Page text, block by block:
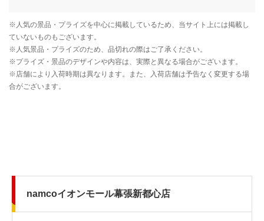
namcoイオンモール幕張新都心店